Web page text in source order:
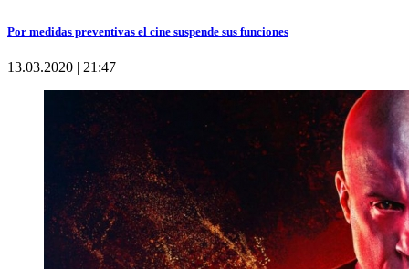
Por medidas preventivas el cine suspende sus funciones
13.03.2020 | 21:47